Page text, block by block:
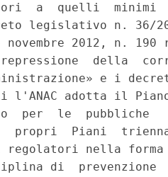
a  quelli
legislativo n. 36/
novembre 2012, n. 190
repressione  della
e i
l'ANAC adotta il
per  le  pubbliche
propri  Piani
regolatori nella
di  prevenzione